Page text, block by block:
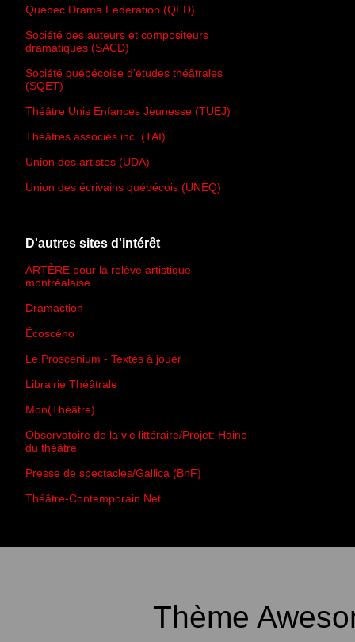
Quebec Drama Federation (QFD)
Société des auteurs et compositeurs
dramatiques (SACD)
Société québécoise d'études théâtrales
(SQET)
Théâtre Unis Enfances Jeunesse (TUEJ)
Théâtres associés inc. (TAI)
Union des artistes (UDA)
Union des écrivains québécois (UNEQ)
D'autres sites d'intérêt
ARTÈRE pour la relève artistique
montréalaise
Dramaction
Écoscéno
Le Proscenium - Textes à jouer
Librairie Théâtrale
Mon(Théâtre)
Observatoire de la vie littéraire/Projet: Haine
du théâtre
Presse de spectacles/Gallica (BnF)
Théâtre-Contemporain.Net
Thème